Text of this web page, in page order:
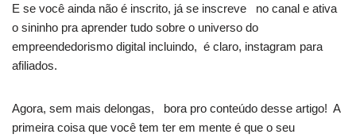
E se você ainda não é inscrito, já se inscreve no canal e ativa
o sininho pra aprender tudo sobre o universo do
empreendedorismo digital incluindo, é claro, instagram para
afiliados.
Agora, sem mais delongas, bora pro conteúdo desse artigo! A
primeira coisa que você tem ter em mente é que o seu